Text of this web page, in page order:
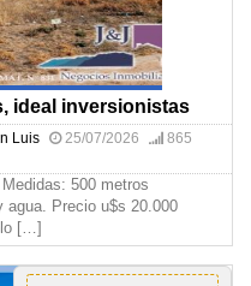
ideal inversionistas
Luis 25/07/2026
865
500 metros
Precio u$s 20.000
[…]